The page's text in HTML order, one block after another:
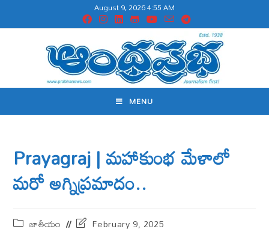
August 9, 2026 4:55 AM
MENU
Prayagraj | మహాకుంభ మేళాలో
మరో అగ్నిప్రమాదం..
జాతీయం February 9, 2025